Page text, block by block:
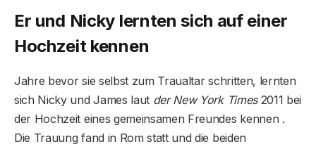
Er und Nicky lernten sich auf einer
Hochzeit kennen
Jahre bevor sie selbst zum Traualtar schritten, lernten
sich Nicky und James laut der New York Times2011 bei
der Hochzeit eines gemeinsamen Freundes kennen .
Die Trauung fand in Rom statt und die beiden